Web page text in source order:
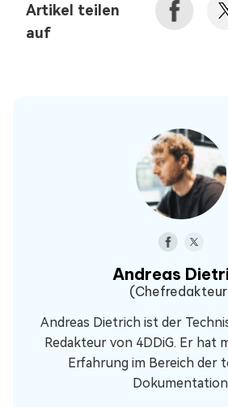
Artikel teilen
auf
Andreas
Andreas Dietrich ist der
Redakteur von 4DDiG. Er hat
Erfahrung im Bereich der